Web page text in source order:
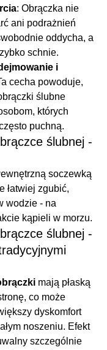
: Obrączka nie
ani podrażnień
oddycha, a
schnie.
i
cecha powoduje,
ślubne
których
puchną.
ślubnej -
soczewką
łatwiej zgubić,
wodzie - na
kąpieli w morzu.
ślubnej -
mają płaską
co może
dyskomfort
noszeniu. Efekt
szczególnie